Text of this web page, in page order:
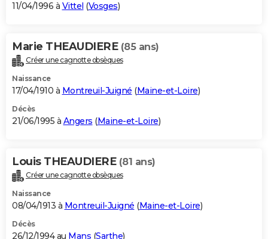
11/04/1996 à Vittel (Vosges)
Marie THEAUDIERE (85 ans)
Créer une cagnotte obsèques
Naissance
17/04/1910 à Montreuil-Juigné (Maine-et-Loire)
Décès
21/06/1995 à Angers (Maine-et-Loire)
Louis THEAUDIERE (81 ans)
Créer une cagnotte obsèques
Naissance
08/04/1913 à Montreuil-Juigné (Maine-et-Loire)
Décès
26/12/1994 au Mans (Sarthe)